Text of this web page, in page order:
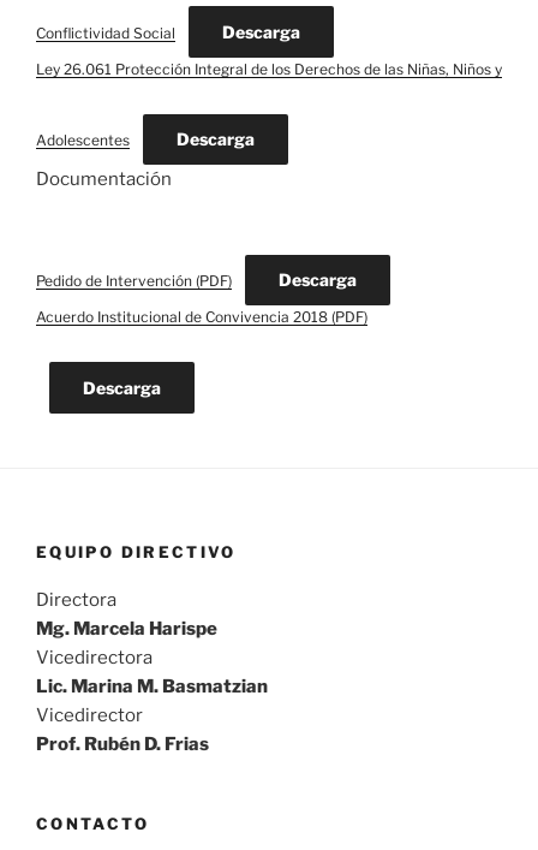
Conflictividad Social Descarga
Ley 26.061 Protección Integral de los Derechos de las Niñas, Niños y
Adolescentes Descarga
Documentación
Pedido de Intervención (PDF) Descarga
Acuerdo Institucional de Convivencia 2018 (PDF)
Descarga
EQUIPO DIRECTIVO
Directora
Mg. Marcela Harispe
Vicedirectora
Lic. Marina M. Basmatzian
Vicedirector
Prof. Rubén D. Frias
CONTACTO